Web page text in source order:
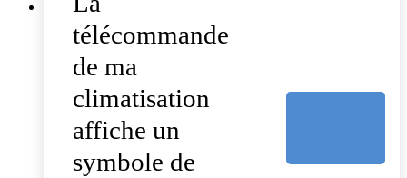
télécommande
de ma
climatisation
affiche un
symbole de